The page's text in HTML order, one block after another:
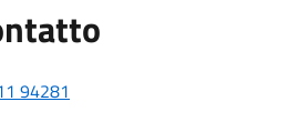
94281